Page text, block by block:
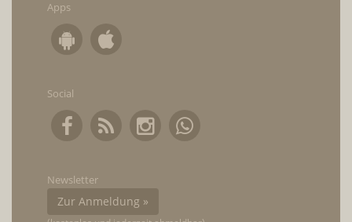
Apps
Social
Newsletter
Zur Anmeldung »